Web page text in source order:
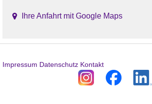
Ihre Anfahrt mit Google Maps
Impressum Datenschutz Kontakt